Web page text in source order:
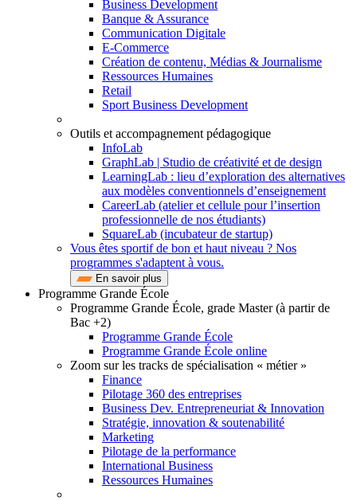
Business Development
Banque & Assurance
Communication Digitale
E-Commerce
Création de contenu, Médias & Journalisme
Ressources Humaines
Retail
Sport Business Development
Outils et accompagnement pédagogique
InfoLab
GraphLab | Studio de créativité et de design
LearningLab : lieu d’exploration des alternatives
aux modèles conventionnels d’enseignement
CareerLab (atelier et cellule pour l’insertion
professionnelle de nos étudiants)
SquareLab (incubateur de startup)
Vous êtes sportif de bon et haut niveau ? Nos
programmes s'adaptent à vous.
En savoir plus
Programme Grande École
Programme Grande École, grade Master (à partir de
Bac +2)
Programme Grande École
Programme Grande École online
Zoom sur les tracks de spécialisation « métier »
Finance
Pilotage 360 des entreprises
Business Dev. Entrepreneuriat & Innovation
Stratégie, innovation & soutenabilité
Marketing
Pilotage de la performance
International Business
Ressources Humaines